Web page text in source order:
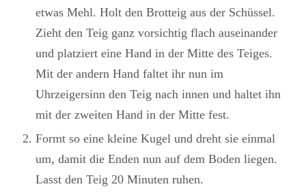
etwas Mehl. Holt den Brotteig aus der Schüssel.
Zieht den Teig ganz vorsichtig flach auseinander
und platziert eine Hand in der Mitte des Teiges.
Mit der andern Hand faltet ihr nun im
Uhrzeigersinn den Teig nach innen und haltet ihn
mit der zweiten Hand in der Mitte fest.
Formt so eine kleine Kugel und dreht sie einmal
um, damit die Enden nun auf dem Boden liegen.
Lasst den Teig 20 Minuten ruhen.